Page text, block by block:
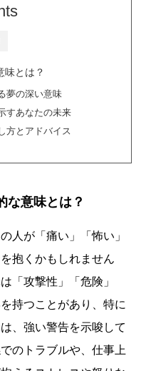
味とは？
夢の深い意味
すあなたの未来
方とアドバイス
な意味とは？
人が「痛い」「怖い」
抱くかもしれません
「攻撃性」「危険」
持つことがあり、特に
、強い警告を示唆して
のトラブルや、仕事上